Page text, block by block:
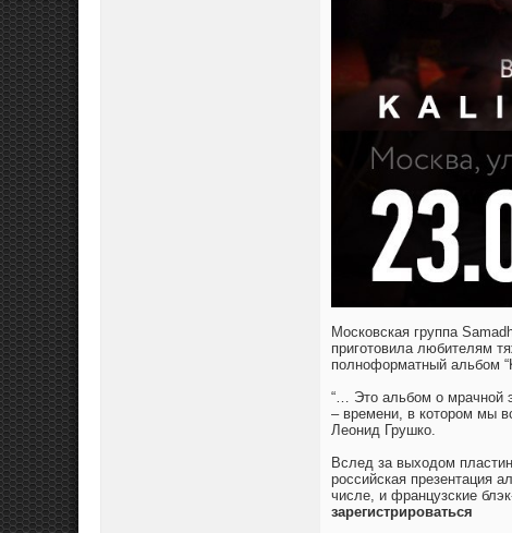
Московская группа
приготовила любителям
полноформатный альбом
“… Это альбом о мрачной
– времени, в котором мы
Леонид Грушко.
Вслед за выходом
российская презентация
числе, и французские
зарегистрироваться